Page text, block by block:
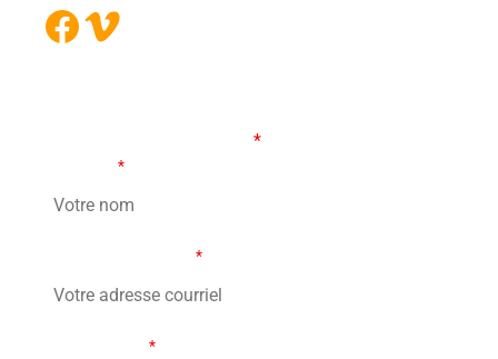
Facebook Vimeo
*
*
*
*